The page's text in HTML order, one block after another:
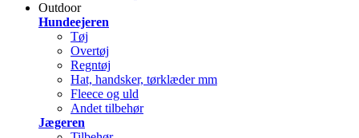
Outdoor
Hundeejeren
Tøj
Overtøj
Regntøj
Hat, handsker, tørklæder mm
Fleece og uld
Andet tilbehør
Jægeren